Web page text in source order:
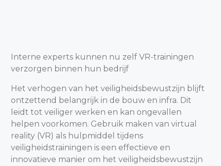
Interne experts kunnen nu zelf VR-trainingen
verzorgen binnen hun bedrijf
Het verhogen van het veiligheidsbewustzijn blijft
ontzettend belangrijk in de bouw en infra. Dit
leidt tot veiliger werken en kan ongevallen
helpen voorkomen. Gebruik maken van virtual
reality (VR) als hulpmiddel tijdens
veiligheidstrainingen is een effectieve en
innovatieve manier om het veiligheidsbewustzijn